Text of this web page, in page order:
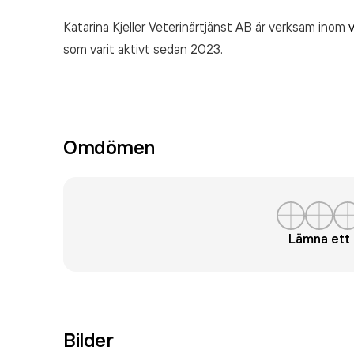
Katarina Kjeller Veterinärtjänst AB är verksam inom
som varit aktivt sedan 2023.
Omdömen
Lämna ett
Bilder